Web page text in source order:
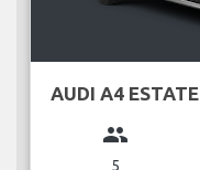
AUDI A4 ESTATE
group
5